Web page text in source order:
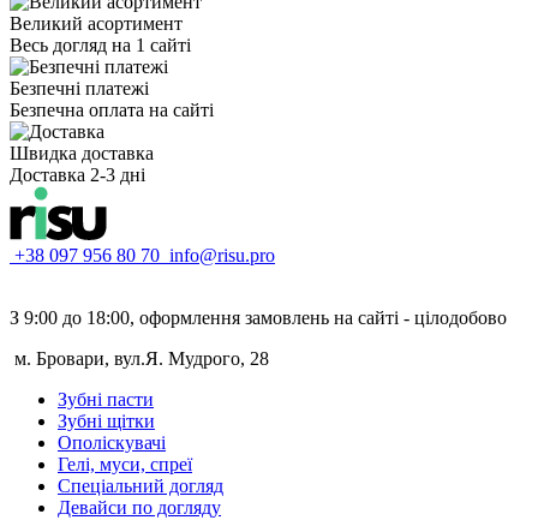
Великий асортимент
Весь догляд на 1 сайті
Безпечні платежі
Безпечна оплата на сайті
Швидка доставка
Доставка 2-3 дні
+38 097 956 80 70 info@risu.pro
З 9:00 до 18:00, оформлення замовлень на сайті - цілодобово
м. Бровари, вул.Я. Мудрого, 28
Зубні пасти
Зубні щітки
Ополіскувачі
Гелі, муси, спреї
Спеціальний догляд
Девайси по догляду